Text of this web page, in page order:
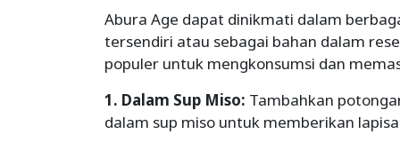
Abura Age dapat dinikmati dalam
tersendiri atau sebagai bahan dalam
populer untuk mengkonsumsi dan
1. Dalam Sup Miso: Tambahkan
dalam sup miso untuk memberikan